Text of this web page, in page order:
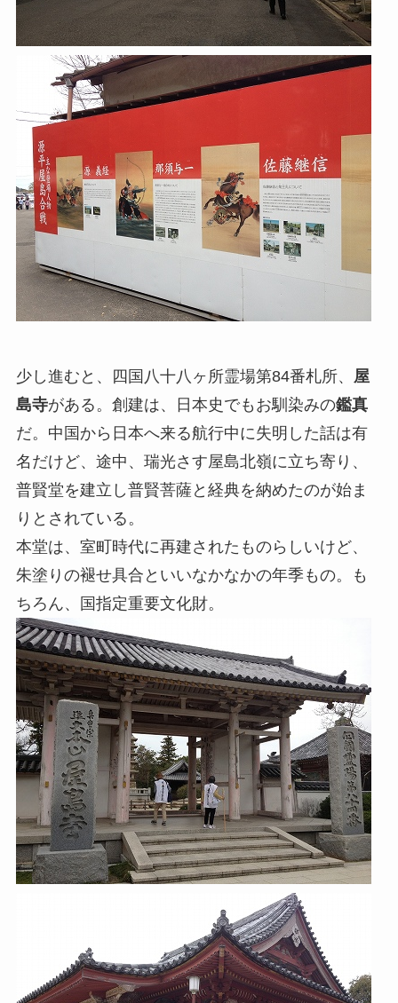
少し進むと、四国八十八ヶ所霊場第84番札所、
屋
島寺がある。創建は、日本史でもお馴染みの鑑真
だ。中国から日本へ来る航行中に失明した話は有
名だけど、途中、瑞光さす屋島北嶺に立ち寄り、
普賢堂を建立し普賢菩薩と経典を納めたのが始ま
りとされている。
本堂は、室町時代に再建されたものらしいけど、
朱塗りの褪せ具合といいなかなかの年季もの。も
ちろん、国指定重要文化財。